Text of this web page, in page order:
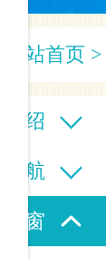
网站首页 >
介绍
导航
之窗